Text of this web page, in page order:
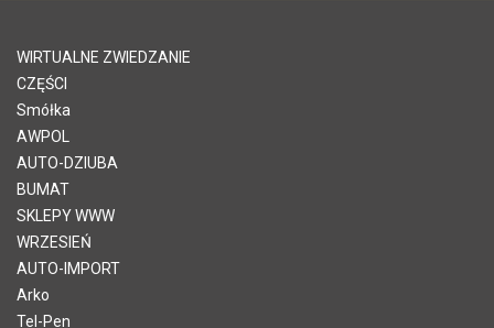
WIRTUALNE ZWIEDZANIE
CZĘŚCI
Smółka
AWPOL
AUTO-DZIUBA
BUMAT
SKLEPY WWW
WRZESIEŃ
AUTO-IMPORT
Arko
Tel-Pen